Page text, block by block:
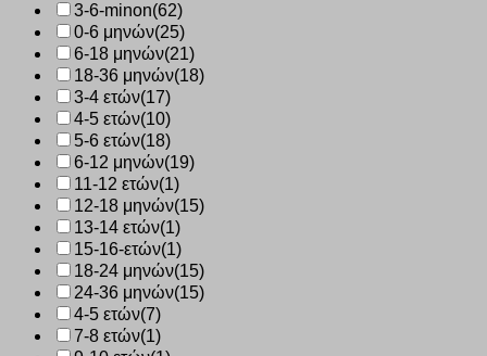
3-6-minon(62)
0-6 μηνών(25)
6-18 μηνών(21)
18-36 μηνών(18)
3-4 ετών(17)
4-5 ετών(10)
5-6 ετών(18)
6-12 μηνών(19)
11-12 ετών(1)
12-18 μηνών(15)
13-14 ετών(1)
15-16-ετών(1)
18-24 μηνών(15)
24-36 μηνών(15)
4-5 ετών(7)
7-8 ετών(1)